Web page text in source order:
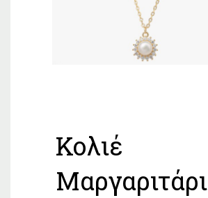
Κολιέ
Μαργαριτάρι